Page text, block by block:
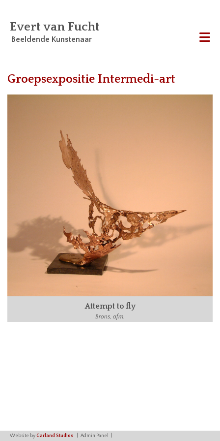
Evert van Fucht
Beeldende Kunstenaar
Groepsexpositie Intermedi-art
Attempt to fly
Brons, afm.
Website byGarland Studios Admin Panel